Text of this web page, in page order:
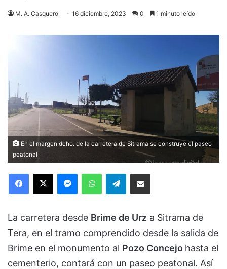
M. A. Casquero 16 diciembre, 2023 0 1 minuto leído
En el margen dcho. de la carretera de Sitrama se construye el paseo
peatonal
Facebook
X MessengerWhatsAppTelegramCompartir via Email
La carretera desde Brime de Urz a Sitrama de
Tera, en el tramo comprendido desde la salida de
Brime en el monumento al Pozo Concejo hasta el
cementerio, contará con un paseo peatonal. Así